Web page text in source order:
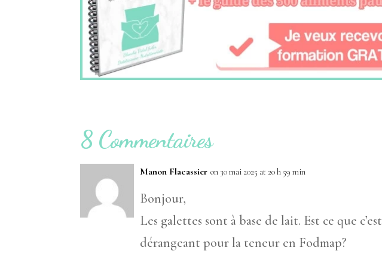
8 Commentaires
Manon Flacassier on 30 mai 2025 at 20 h 59 min
Bonjour,
Les galettes sont à base de lait. Est ce que c’est
dérangeant pour la teneur en Fodmap?